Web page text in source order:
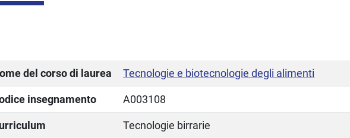
del corso di laurea
Tecnologie e biotecnologie degli alimenti
insegnamento A003108
Tecnologie birrarie